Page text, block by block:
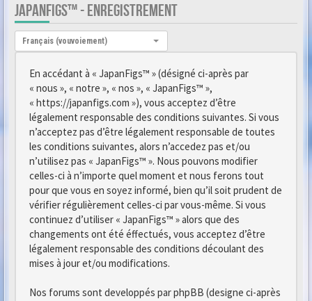
JAPANFIGS™ - ENREGISTREMENT
Langue :
Français (vouvoiement)
En accédant à « JapanFigs™ » (désigné ci-après par
« nous », « notre », « nos », « JapanFigs™ »,
« https://japanfigs.com »), vous acceptez d’être
légalement responsable des conditions suivantes. Si vous
n’acceptez pas d’être légalement responsable de toutes
les conditions suivantes, alors n’accedez pas et/ou
n’utilisez pas « JapanFigs™ ». Nous pouvons modifier
celles-ci à n’importe quel moment et nous ferons tout
pour que vous en soyez informé, bien qu’il soit prudent de
vérifier régulièrement celles-ci par vous-même. Si vous
continuez d’utiliser « JapanFigs™ » alors que des
changements ont été éffectués, vous acceptez d’être
légalement responsable des conditions découlant des
mises à jour et/ou modifications.
Nos forums sont developpés par phpBB (designe ci-après